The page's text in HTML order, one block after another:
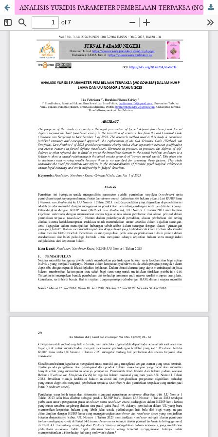
ANALISIS YURIDIS PARAMETER PEMBELAAN TERPAKSA (NOODWEER) DALAM KUHP LAMA DAN UU NOMOR 1 TAHUN 2023